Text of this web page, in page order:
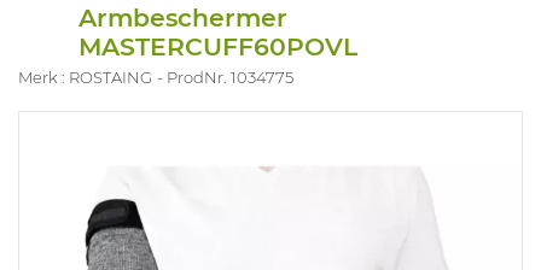
Armbeschermer
MASTERCUFF60POVL
Merk : ROSTAING ProdNr. 1034775